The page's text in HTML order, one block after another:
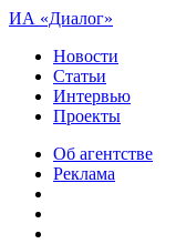
ИА «Диалог»
Новости
Статьи
Интервью
Проекты
Об агентстве
Реклама